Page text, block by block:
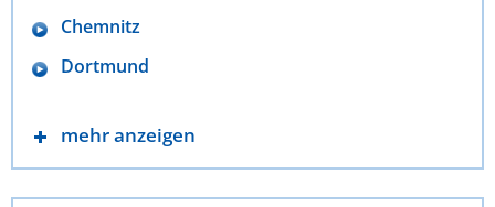
Chemnitz
Dortmund
mehr anzeigen